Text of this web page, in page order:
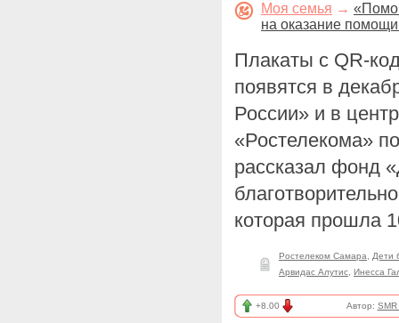
Моя семья →
на оказание
Плакаты с QR-
появятся в
России» и в
«Ростелекома»
рассказал фонд
которая прошла
Ростелеком Самара
Дети
Арвидас Алутис Инесса
+8.00 Автор: